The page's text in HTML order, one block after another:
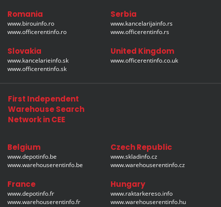
Romania
www.birouinfo.ro
www.officerentinfo.ro
Serbia
www.kancelarijainfo.rs
www.officerentinfo.rs
Slovakia
www.kancelarieinfo.sk
www.officerentinfo.sk
United Kingdom
www.officerentinfo.co.uk
First Independent
Warehouse Search
Network in CEE
Belgium
www.depotinfo.be
www.warehouserentinfo.be
Czech Republic
www.skladinfo.cz
www.warehouserentinfo.cz
France
www.depotinfo.fr
www.warehouserentinfo.fr
Hungary
www.raktarkereso.info
www.warehouserentinfo.hu